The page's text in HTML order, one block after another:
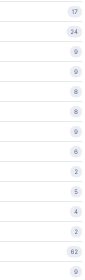
17
24
9
9
8
8
9
6
2
5
4
2
62
9